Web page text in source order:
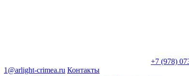
+7 (978)
1@arlight-crimea.ru Контакты